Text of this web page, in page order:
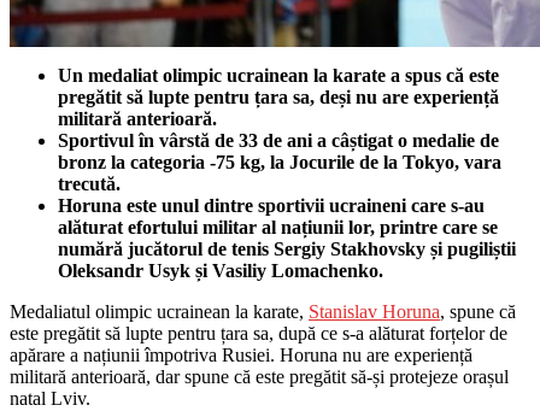
Un medaliat olimpic ucrainean la karate a spus că este
pregătit să lupte pentru țara sa, deși nu are experiență
militară anterioară.
Sportivul în vârstă de 33 de ani a câștigat o medalie de
bronz la categoria -75 kg, la Jocurile de la Tokyo, vara
trecută.
Horuna este unul dintre sportivii ucraineni care s-au
alăturat efortului militar al națiunii lor, printre care se
numără jucătorul de tenis Sergiy Stakhovsky și pugiliștii
Oleksandr Usyk și Vasiliy Lomachenko.
Medaliatul olimpic ucrainean la karate, Stanislav Horuna, spune că
este pregătit să lupte pentru țara sa, după ce s-a alăturat forțelor de
apărare a națiunii împotriva Rusiei. Horuna nu are experiență
militară anterioară, dar spune că este pregătit să-și protejeze orașul
natal Lviv.